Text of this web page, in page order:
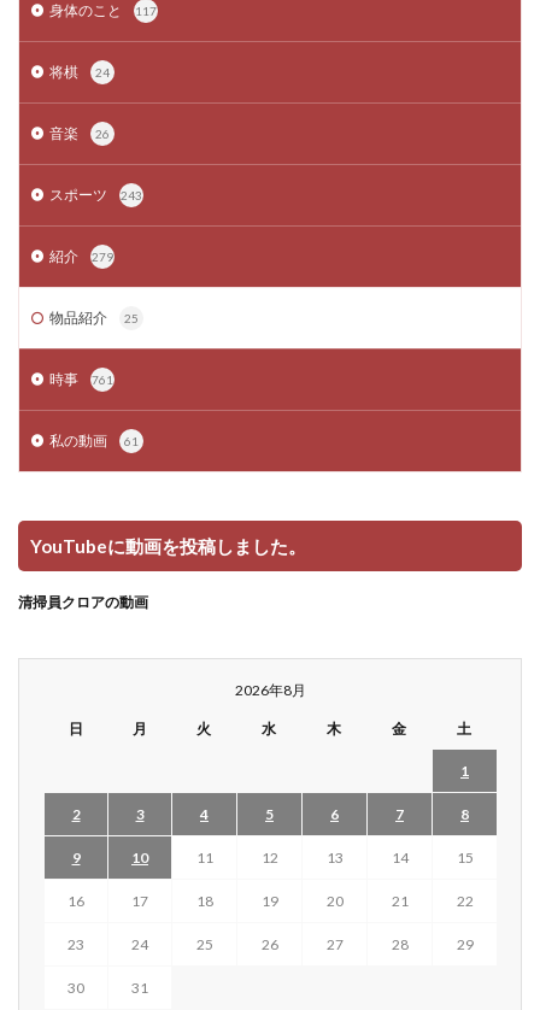
身体のこと 117
将棋 24
音楽 26
スポーツ 243
紹介 279
物品紹介 25
時事 761
私の動画 61
YouTubeに動画を投稿しました。
清掃員クロアの動画
2026年8月
日 月 火 水 木 金 土
1
2 3 4 5 6 7 8
9 10 11 12 13 14 15
16 17 18 19 20 21 22
23 24 25 26 27 28 29
30
31